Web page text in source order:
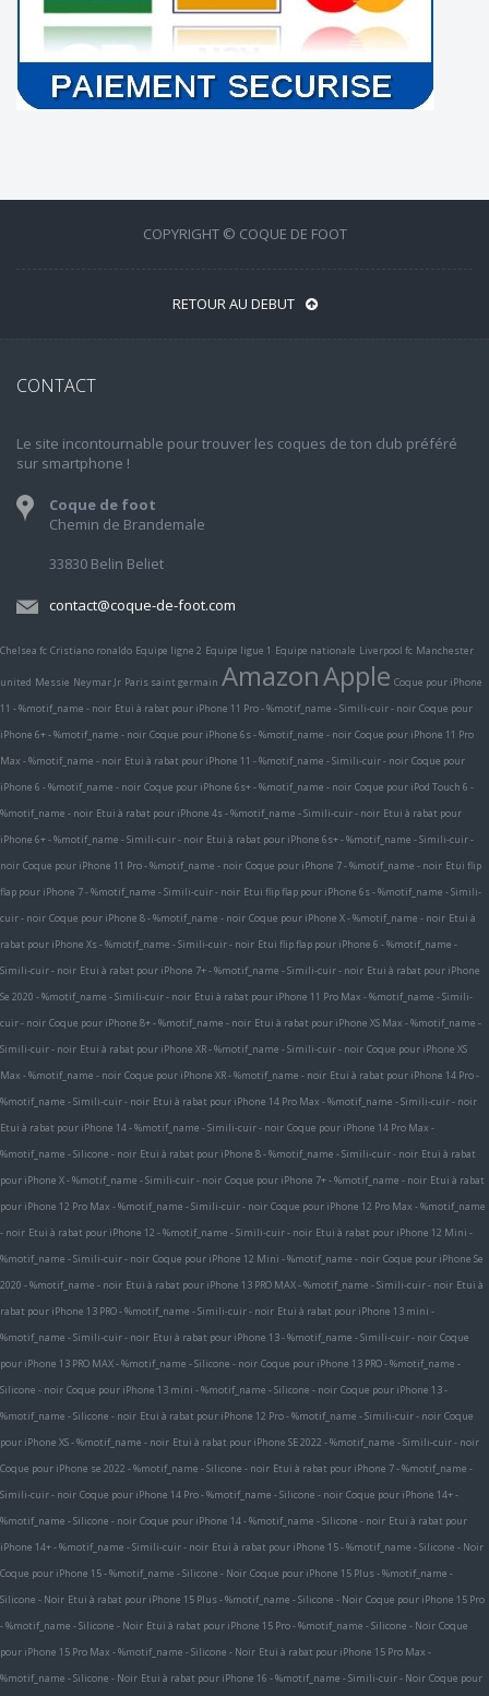
COPYRIGHT © COQUE DE FOOT
RETOUR AU DEBUT
CONTACT
Le site incontournable pour trouver les coques de ton club préféré
sur smartphone !
Coque de foot
Chemin de Brandemale
33830 Belin Beliet
contact@coque-de-foot.com
Chelsea fc Cristiano ronaldo Equipe ligne 2 Equipe ligue 1 Equipe nationale Liverpool fc Manchester
united Messie Neymar Jr Paris saint germain AmazonApple Coque pour iPhone
11 - %motif_name - noir Etui à rabat pour iPhone 11 Pro - %motif_name - Simili-cuir - noir Coque pour
iPhone 6+ - %motif_name - noir Coque pour iPhone 6s - %motif_name - noir Coque pour iPhone 11 Pro
Max - %motif_name - noir Etui à rabat pour iPhone 11 - %motif_name - Simili-cuir - noir Coque pour
iPhone 6 - %motif_name - noir Coque pour iPhone 6s+ - %motif_name - noir Coque pour iPod Touch 6 -
%motif_name - noir Etui à rabat pour iPhone 4s - %motif_name - Simili-cuir - noir Etui à rabat pour
iPhone 6+ - %motif_name - Simili-cuir - noir Etui à rabat pour iPhone 6s+ - %motif_name - Simili-cuir -
noir Coque pour iPhone 11 Pro - %motif_name - noir Coque pour iPhone 7 - %motif_name - noir Etui flip
flap pour iPhone 7 - %motif_name - Simili-cuir - noir Etui flip flap pour iPhone 6s - %motif_name - Simili-
cuir - noir Coque pour iPhone 8 - %motif_name - noir Coque pour iPhone X - %motif_name - noir Etui à
rabat pour iPhone Xs - %motif_name - Simili-cuir - noir Etui flip flap pour iPhone 6 - %motif_name -
Simili-cuir - noir Etui à rabat pour iPhone 7+ - %motif_name - Simili-cuir - noir Etui à rabat pour iPhone
Se 2020 - %motif_name - Simili-cuir - noir Etui à rabat pour iPhone 11 Pro Max - %motif_name - Simili-
cuir - noir Coque pour iPhone 8+ - %motif_name - noir Etui à rabat pour iPhone XS Max - %motif_name -
Simili-cuir - noir Etui à rabat pour iPhone XR - %motif_name - Simili-cuir - noir Coque pour iPhone XS
Max - %motif_name - noir Coque pour iPhone XR - %motif_name - noir Etui à rabat pour iPhone 14 Pro -
%motif_name - Simili-cuir - noir Etui à rabat pour iPhone 14 Pro Max - %motif_name - Simili-cuir - noir
Etui à rabat pour iPhone 14 - %motif_name - Simili-cuir - noir Coque pour iPhone 14 Pro Max -
%motif_name - Silicone - noir Etui à rabat pour iPhone 8 - %motif_name - Simili-cuir - noir Etui à rabat
pour iPhone X - %motif_name - Simili-cuir - noir Coque pour iPhone 7+ - %motif_name - noir Etui à rabat
pour iPhone 12 Pro Max - %motif_name - Simili-cuir - noir Coque pour iPhone 12 Pro Max - %motif_name
- noir Etui à rabat pour iPhone 12 - %motif_name - Simili-cuir - noir Etui à rabat pour iPhone 12 Mini -
%motif_name - Simili-cuir - noir Coque pour iPhone 12 Mini - %motif_name - noir Coque pour iPhone Se
2020 - %motif_name - noir Etui à rabat pour iPhone 13 PRO MAX - %motif_name - Simili-cuir - noir Etui à
rabat pour iPhone 13 PRO - %motif_name - Simili-cuir - noir Etui à rabat pour iPhone 13 mini -
%motif_name - Simili-cuir - noir Etui à rabat pour iPhone 13 - %motif_name - Simili-cuir - noir Coque
pour iPhone 13 PRO MAX - %motif_name - Silicone - noir Coque pour iPhone 13 PRO - %motif_name -
Silicone - noir Coque pour iPhone 13 mini - %motif_name - Silicone - noir Coque pour iPhone 13 -
%motif_name - Silicone - noir Etui à rabat pour iPhone 12 Pro - %motif_name - Simili-cuir - noir Coque
pour iPhone XS - %motif_name - noir Etui à rabat pour iPhone SE 2022 - %motif_name - Simili-cuir - noir
Coque pour iPhone se 2022 - %motif_name - Silicone - noir Etui à rabat pour iPhone 7 - %motif_name -
Simili-cuir - noir Coque pour iPhone 14 Pro - %motif_name - Silicone - noir Coque pour iPhone 14+ -
%motif_name - Silicone - noir Coque pour iPhone 14 - %motif_name - Silicone - noir Etui à rabat pour
iPhone 14+ - %motif_name - Simili-cuir - noir Etui à rabat pour iPhone 15 - %motif_name - Silicone - Noir
Coque pour iPhone 15 - %motif_name - Silicone - Noir Coque pour iPhone 15 Plus - %motif_name -
Silicone - Noir Etui à rabat pour iPhone 15 Plus - %motif_name - Silicone - Noir Coque pour iPhone 15 Pro
- %motif_name - Silicone - Noir Etui à rabat pour iPhone 15 Pro - %motif_name - Silicone - Noir Coque
pour iPhone 15 Pro Max - %motif_name - Silicone - Noir Etui à rabat pour iPhone 15 Pro Max -
%motif_name - Silicone - Noir Etui à rabat pour iPhone 16 - %motif_name - Simili-cuir - Noir Coque pour